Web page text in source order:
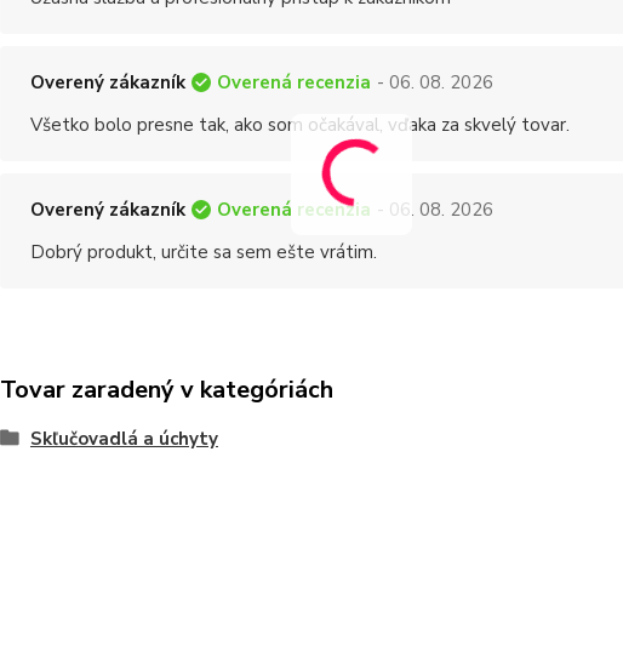
Overený zákazník Overená recenzia - 06. 08. 2026
Všetko bolo presne tak, ako som očakával, vďaka za skvelý tovar.
Overený zákazník Overená recenzia - 06. 08. 2026
Dobrý produkt, určite sa sem ešte vrátim.
Tovar zaradený v kategóriách
Skľučovadlá a úchyty